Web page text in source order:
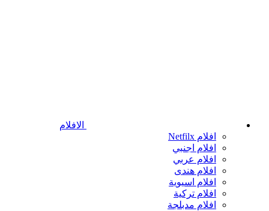
الافلام
افلام Netfilx
افلام اجنبي
افلام عربي
افلام هندى
افلام اسيوية
افلام تركية
افلام مدبلجة